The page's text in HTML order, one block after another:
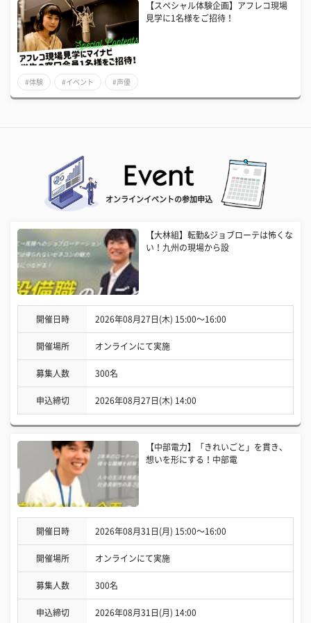
【スペシャル体験企画】アフレコ現場
見学に1名様をご招待！
#体験 #イベント #声優
オンラインイベントの参加申込
【大林組】転勤&ジョブローテは怖くな
い！九州の現場から設
開催日時 2026年08月27日(木) 15:00〜16:00
開催場所 オンラインにて実施
募集人数 300名
申込締切 2026年08月27日(木) 14:00
【中部電力】「きれいごと」を貫き、
想いを形にする！中部電
開催日時 2026年08月31日(月) 15:00〜16:00
開催場所 オンラインにて実施
募集人数 300名
申込締切 2026年08月31日(月) 14:00